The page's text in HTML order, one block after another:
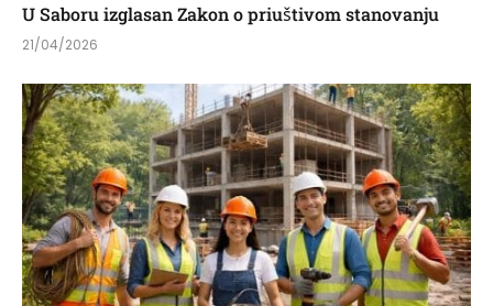
U Saboru izglasan Zakon o priuštivom stanovanju
21/04/2026